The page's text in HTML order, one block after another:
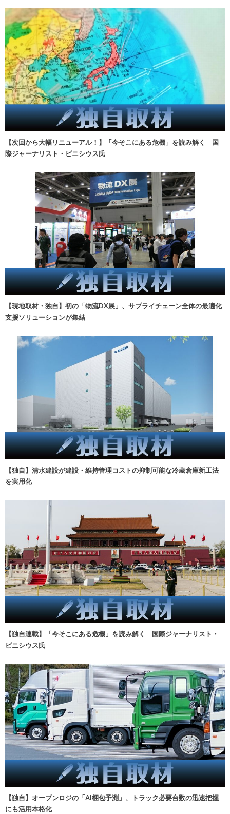
【次回から大幅リニューアル！】「今そこにある危機」を読み解く 国
際ジャーナリスト・ビニシウス氏
【現地取材・独自】初の「物流DX展」、サプライチェーン全体の最適化
支援ソリューションが集結
【独自】清水建設が建設・維持管理コストの抑制可能な冷蔵倉庫新工法
を実用化
【独自連載】「今そこにある危機」を読み解く 国際ジャーナリスト・
ビニシウス氏
【独自】オープンロジの「AI梱包予測」、トラック必要台数の迅速把握
にも活用本格化